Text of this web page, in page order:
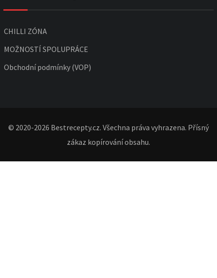
CHILLI ZÓNA
MOŽNOSTÍ SPOLUPRÁCE
Obchodní podmínky (VOP)
© 2020-2026 Bestrecepty.cz. Všechna práva vyhrazena. Přísný
zákaz kopírování obsahu.